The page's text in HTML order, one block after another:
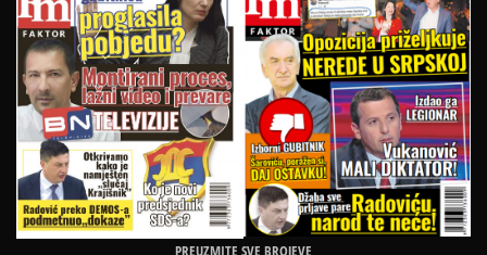
PREUZMITE SVE BROJEVE